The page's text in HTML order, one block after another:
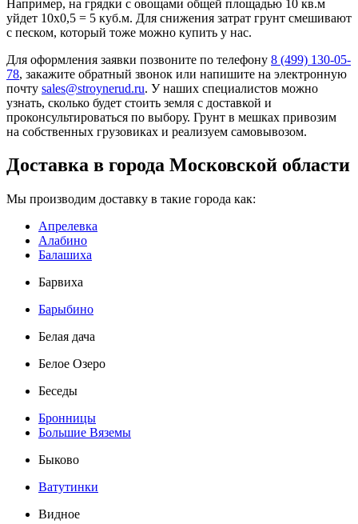
Например, на грядки с овощами общей площадью 10 кв.м
уйдет 10х0,5 = 5 куб.м. Для снижения затрат грунт смешивают
с песком, который тоже можно купить у нас.
Для оформления заявки позвоните по телефону 8 (499) 130-05-
78, закажите обратный звонок или напишите на электронную
почту sales@stroynerud.ru. У наших специалистов можно
узнать, сколько будет стоить земля с доставкой и
проконсультироваться по выбору. Грунт в мешках привозим
на собственных грузовиках и реализуем самовывозом.
Доставка в города Московской области
Мы производим доставку в такие города как:
Апрелевка
Алабино
Балашиха
Барвиха
Барыбино
Белая дача
Белое Озеро
Беседы
Бронницы
Большие Вяземы
Быково
Ватутинки
Видное